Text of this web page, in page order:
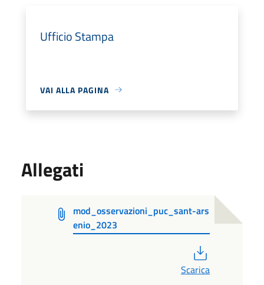
Ufficio Stampa
VAI ALLA PAGINA
Allegati
mod_osservazioni_puc_sant-ars
enio_2023
Scarica